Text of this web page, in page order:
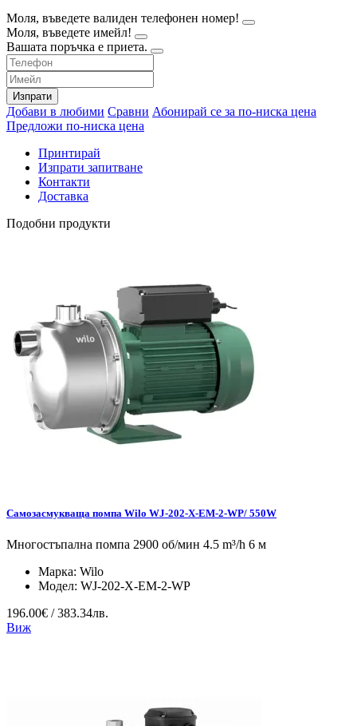
Моля, въведете валиден телефонен номер!
Моля, въведете имейл!
Вашата поръчка е приета.
Изпрати
Добави в любими Сравни Абонирай се за по-ниска цена
Предложи по-ниска цена
Принтирай
Изпрати запитване
Контакти
Доставка
Подобни продукти
Самозасмукваща помпа Wilo WJ-202-X-EM-2-WP/ 550W
Многостъпална помпа 2900 об/мин 4.5 m³/h 6 м
Марка: Wilo
Модел: WJ-202-X-EM-2-WP
196.00€ / 383.34лв.
Виж